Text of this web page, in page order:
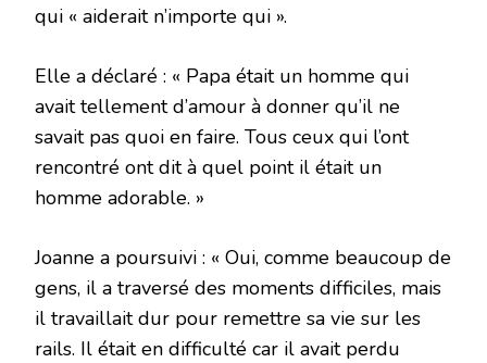
qui « aiderait n’importe qui ».
Elle a déclaré : « Papa était un homme qui
avait tellement d’amour à donner qu’il ne
savait pas quoi en faire. Tous ceux qui l’ont
rencontré ont dit à quel point il était un
homme adorable. »
Joanne a poursuivi : « Oui, comme beaucoup de
gens, il a traversé des moments difficiles, mais
il travaillait dur pour remettre sa vie sur les
rails. Il était en difficulté car il avait perdu